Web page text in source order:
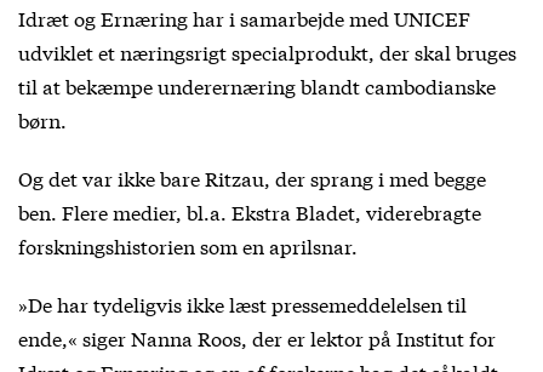
Idræt og Ernæring har i samarbejde med UNICEF
udviklet et næringsrigt specialprodukt, der skal bruges
til at bekæmpe underernæring blandt cambodianske
børn.
Og det var ikke bare Ritzau, der sprang i med begge
ben. Flere medier, bl.a. Ekstra Bladet, viderebragte
forskningshistorien som en aprilsnar.
»De har tydeligvis ikke læst pressemeddelelsen til
ende,« siger Nanna Roos, der er lektor på Institut for